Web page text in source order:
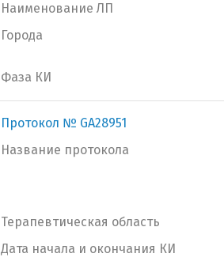
Наименование ЛП
Города
Фаза КИ
Протокол № GA28951
Название протокола
Терапевтическая область
Дата начала и окончания КИ